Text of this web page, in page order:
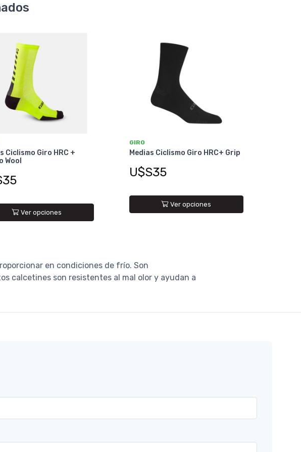
Ciclismo Giro HRC +
Wool
Ver opciones
GIRO
Medias Ciclismo Giro HRC+ Grip
U$S35
Ver opciones
en condiciones de frío. Son
calcetines son resistentes al mal olor y ayudan a